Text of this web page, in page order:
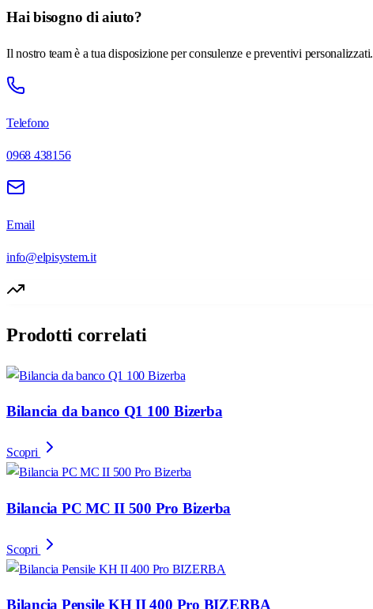
Hai bisogno di aiuto?
Il nostro team è a tua disposizione per consulenze e preventivi personalizzati.
Telefono
0968 438156
Email
info@elpisystem.it
Prodotti correlati
Bilancia da banco Q1 100 Bizerba
Scopri
Bilancia PC MC II 500 Pro Bizerba
Scopri
Bilancia Pensile KH II 400 Pro BIZERBA